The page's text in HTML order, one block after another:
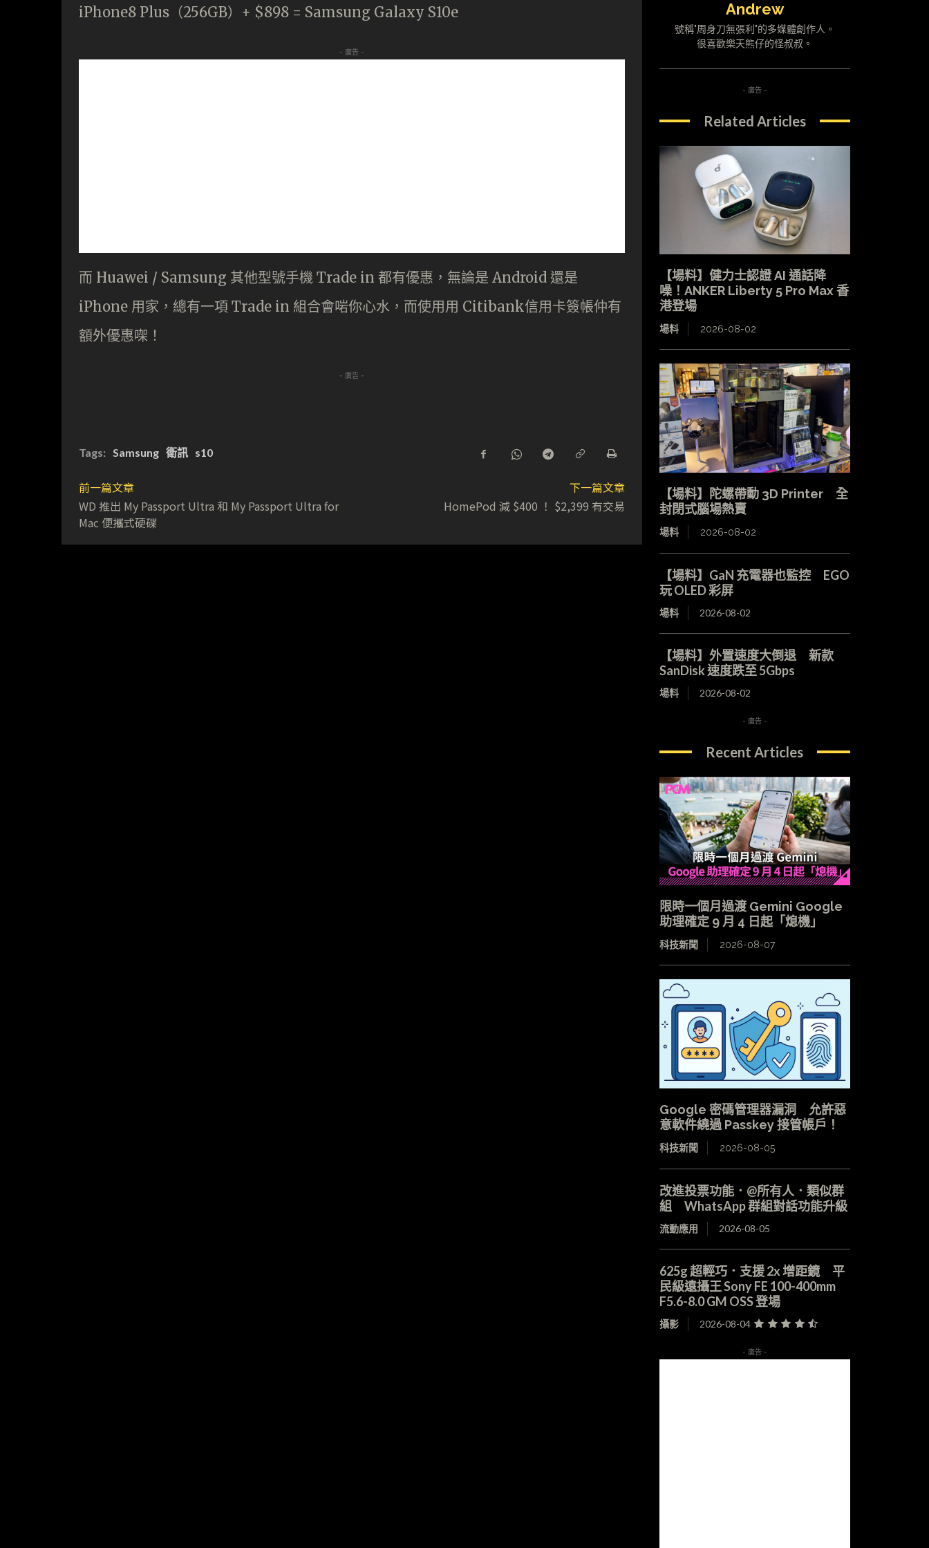
iPhone8 Plus（256GB）+ $898 = Samsung Galaxy S10e
- 廣告 -
而 Huawei / Samsung 其他型號手機 Trade in 都有優惠，無論是 Android 還是
iPhone 用家，總有一項 Trade in 組合會啱你心水，而使用用 Citibank信用卡簽帳仲有
額外優惠㗎！
- 廣告 -
Tags: Samsung 衛訊 s10
前一篇文章
WD 推出 My Passport Ultra 和 My Passport Ultra for
Mac 便攜式硬碟
下一篇文章
HomePod 減 $400 ！ $2,399 有交易
Andrew
號稱"周身刀無張利"的多媒體創作人。
很喜歡樂天熊仔的怪叔叔。
- 廣告 -
Related Articles
【場料】健力士認證 AI 通話降
噪！ANKER Liberty 5 Pro Max 香
港登場
場料 2026-08-02
【場料】陀螺帶動 3D Printer 全
封閉式腦場熱賣
場料 2026-08-02
【場料】GaN 充電器也監控 EGO
玩 OLED 彩屏
場料 2026-08-02
【場料】外置速度大倒退 新款
SanDisk 速度跌至 5Gbps
場料 2026-08-02
- 廣告 -
Recent Articles
限時一個月過渡 Gemini Google
助理確定 9 月 4 日起「熄機」
科技新聞 2026-08-07
Google 密碼管理器漏洞 允許惡
意軟件繞過 Passkey 接管帳戶！
科技新聞 2026-08-05
改進投票功能．@所有人．類似群
組 WhatsApp 群組對話功能升級
流動應用 2026-08-05
625g 超輕巧．支援 2x 增距鏡 平
民級遠攝王 Sony FE 100-400mm
F5.6-8.0 GM OSS 登場
攝影 2026-08-04
- 廣告 -